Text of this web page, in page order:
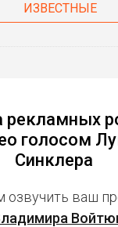
ИЗВЕСТНЫЕ
рекламных
голосом
Синклера
ваш